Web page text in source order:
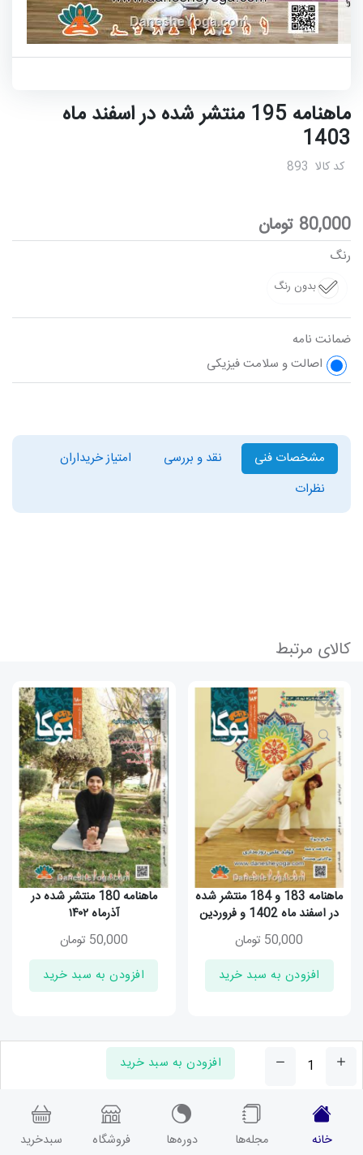
ماهنامه 195 منتشر شده در اسفند ماه
1403
کد کالا 893
80,000 تومان
رنگ
بدون رنگ
ضمانت نامه
اصالت و سلامت فیزیکی
افزودن به سبد خرید
مشخصات فنی نقد و بررسی
امتیاز خریداران
نظرات
کالای مرتبط
ماهنامه 183 و 184 منتشر شده
در اسفند ماه 1402 و فروردین
1403
50,000 تومان
افزودن به سبد خرید
ماهنامه 180 منتشر شده در
آذرماه ۱۴۰۲
50,000 تومان
افزودن به سبد خرید
خانه مجله‌ها دوره‌ها فروشگاه سبدخرید